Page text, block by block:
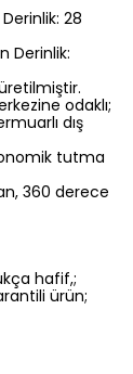
28
Derinlik:
odaklı;
dış
tutma
360 derece
hafif,;
ürün;